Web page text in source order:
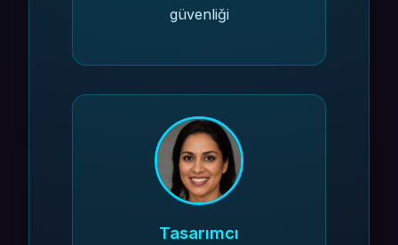
güvenliği
Tasarımcı